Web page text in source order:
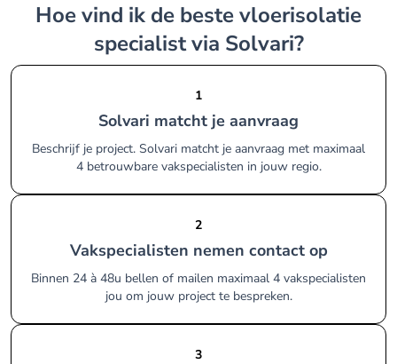
Hoe vind ik de beste vloerisolatie
specialist via Solvari?
1
Solvari matcht je aanvraag
Beschrijf je project. Solvari matcht je aanvraag met maximaal
4 betrouwbare vakspecialisten in jouw regio.
2
Vakspecialisten nemen contact op
Binnen 24 à 48u bellen of mailen maximaal 4 vakspecialisten
jou om jouw project te bespreken.
3